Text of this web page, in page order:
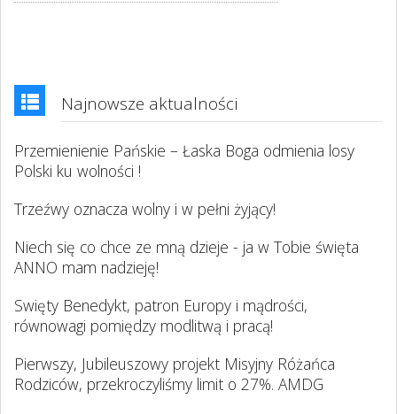
Najnowsze aktualności
Przemienienie Pańskie – Łaska Boga odmienia losy
Polski ku wolności !
Trzeźwy oznacza wolny i w pełni żyjący!
Niech się co chce ze mną dzieje - ja w Tobie święta
ANNO mam nadzieję!
Swięty Benedykt, patron Europy i mądrości,
równowagi pomiędzy modlitwą i pracą!
Pierwszy, Jubileuszowy projekt Misyjny Różańca
Rodziców, przekroczyliśmy limit o 27%. AMDG